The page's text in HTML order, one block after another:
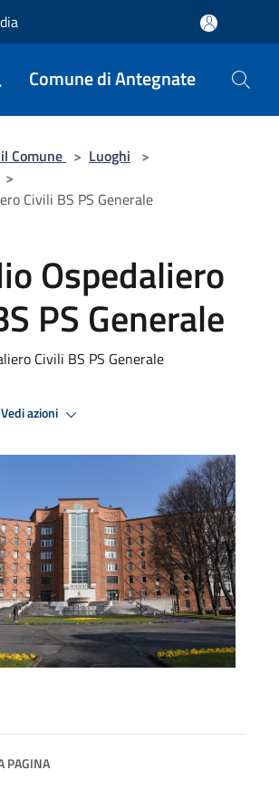
Comune di Antegnate
Comune > Luoghi >
>
Civili BS PS Generale
Ospedaliero
PS Generale
Civili BS PS Generale
Vedi azioni
PAGINA